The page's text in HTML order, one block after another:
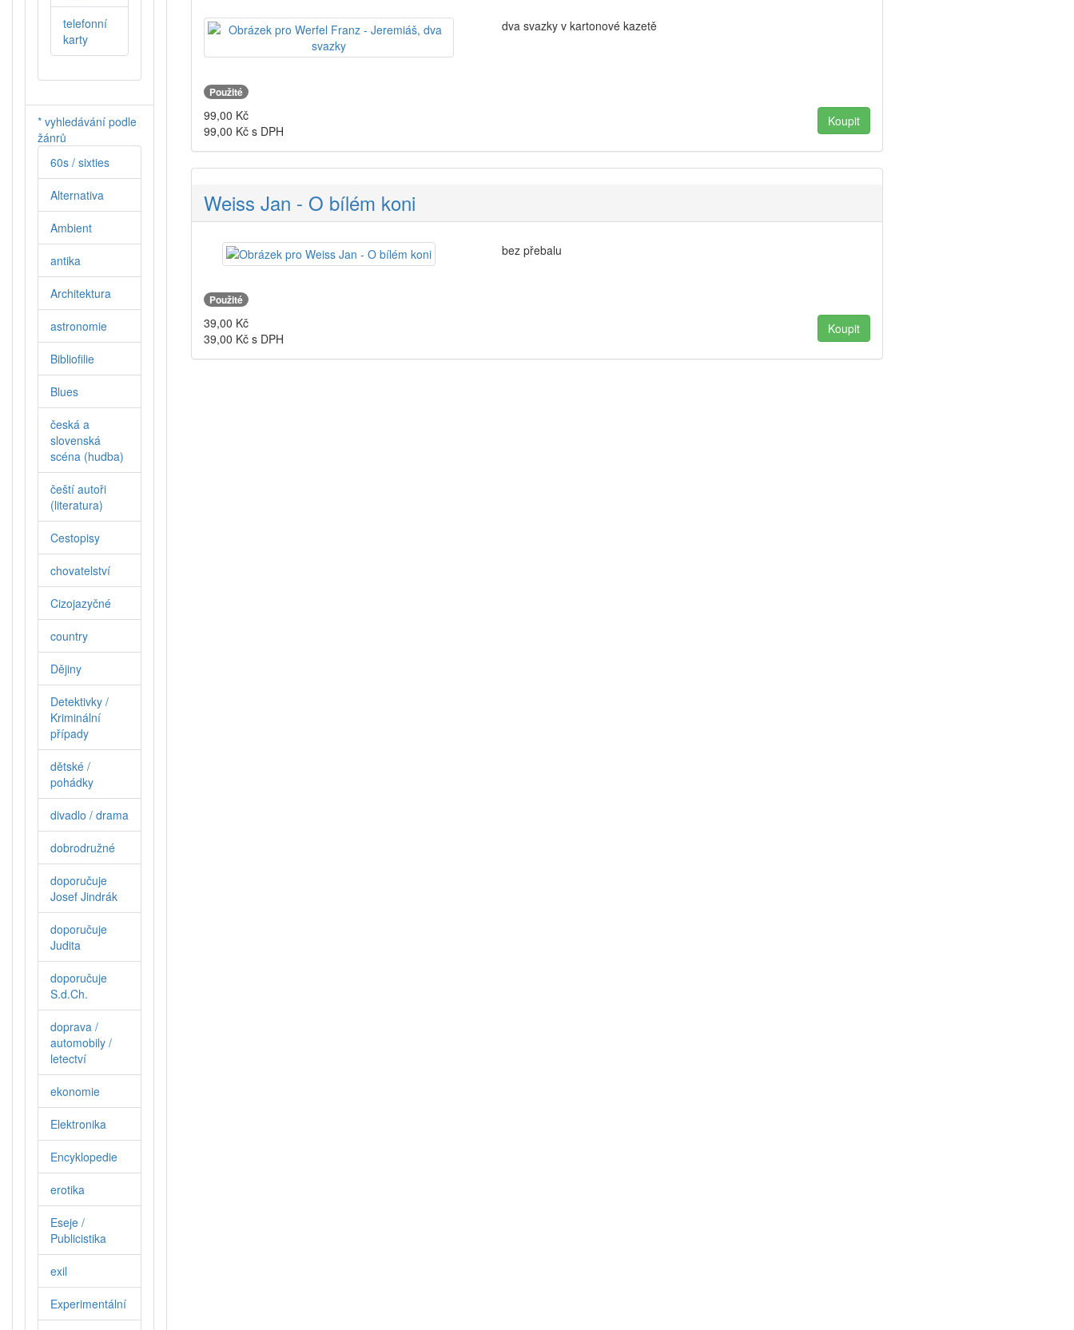
dva svazky v kartonové kazetě
Použité
99,00 Kč
99,00 Kč s DPH
Weiss Jan - O bílém koni
bez přebalu
Použité
39,00 Kč
39,00 Kč s DPH
telefonní
karty
* vyhledávání podle
žánrů
60s / sixties
Alternativa
Ambient
antika
Architektura
astronomie
Bibliofilie
Blues
česká a
slovenská
scéna (hudba)
čeští autoři
(literatura)
Cestopisy
chovatelství
Cizojazyčné
country
Dějiny
Detektivky /
Kriminální
případy
dětské /
pohádky
divadlo / drama
dobrodružné
doporučuje
Josef Jindrák
doporučuje
Judita
doporučuje
S.d.Ch.
doprava /
automobily /
letectví
ekonomie
Elektronika
Encyklopedie
erotika
Eseje /
Publicistika
exil
Experimentální